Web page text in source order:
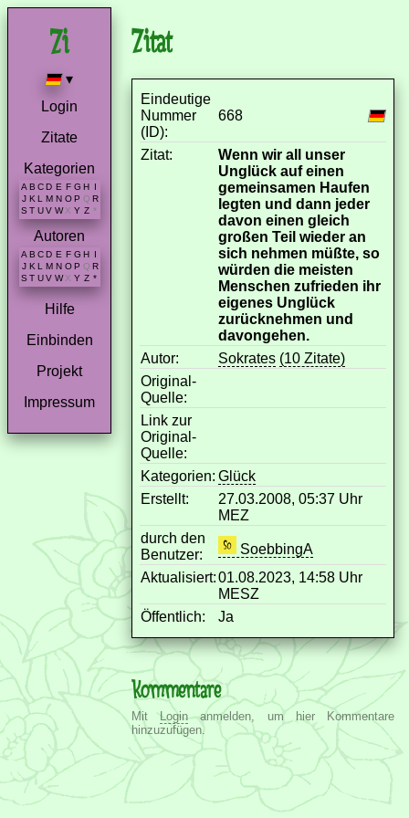
▾
Login
Zitate
Kategorien
A B C D E F G H I
J K L M N O P Q R
S T U V W X Y Z *
Autoren
A B C D E F G H
J K L M N O P Q R
S T U V W X Y Z *
Hilfe
Einbinden
Projekt
Impressum
Zitat
Eindeutige
Nummer
(ID):
668
Zitat:
Wenn wir all unser
Unglück auf einen
gemeinsamen Haufen
legten und dann jeder
davon einen gleich
großen Teil wieder an
sich nehmen müßte, so
würden die meisten
Menschen zufrieden ihr
eigenes Unglück
zurücknehmen und
davongehen.
Autor:
Sokrates (10 Zitate)
Original-
Quelle:
Link zur
Original-
Quelle:
Kategorien: Glück
Erstellt:
27.03.2008, 05:37 Uhr
MEZ
durch den
Benutzer:
SoebbingA
Aktualisiert:01.08.2023, 14:58 Uhr
MESZ
Öffentlich:
Ja
Kommentare
MitLoginanmelden, um hier Kommentare
hinzuzufügen.